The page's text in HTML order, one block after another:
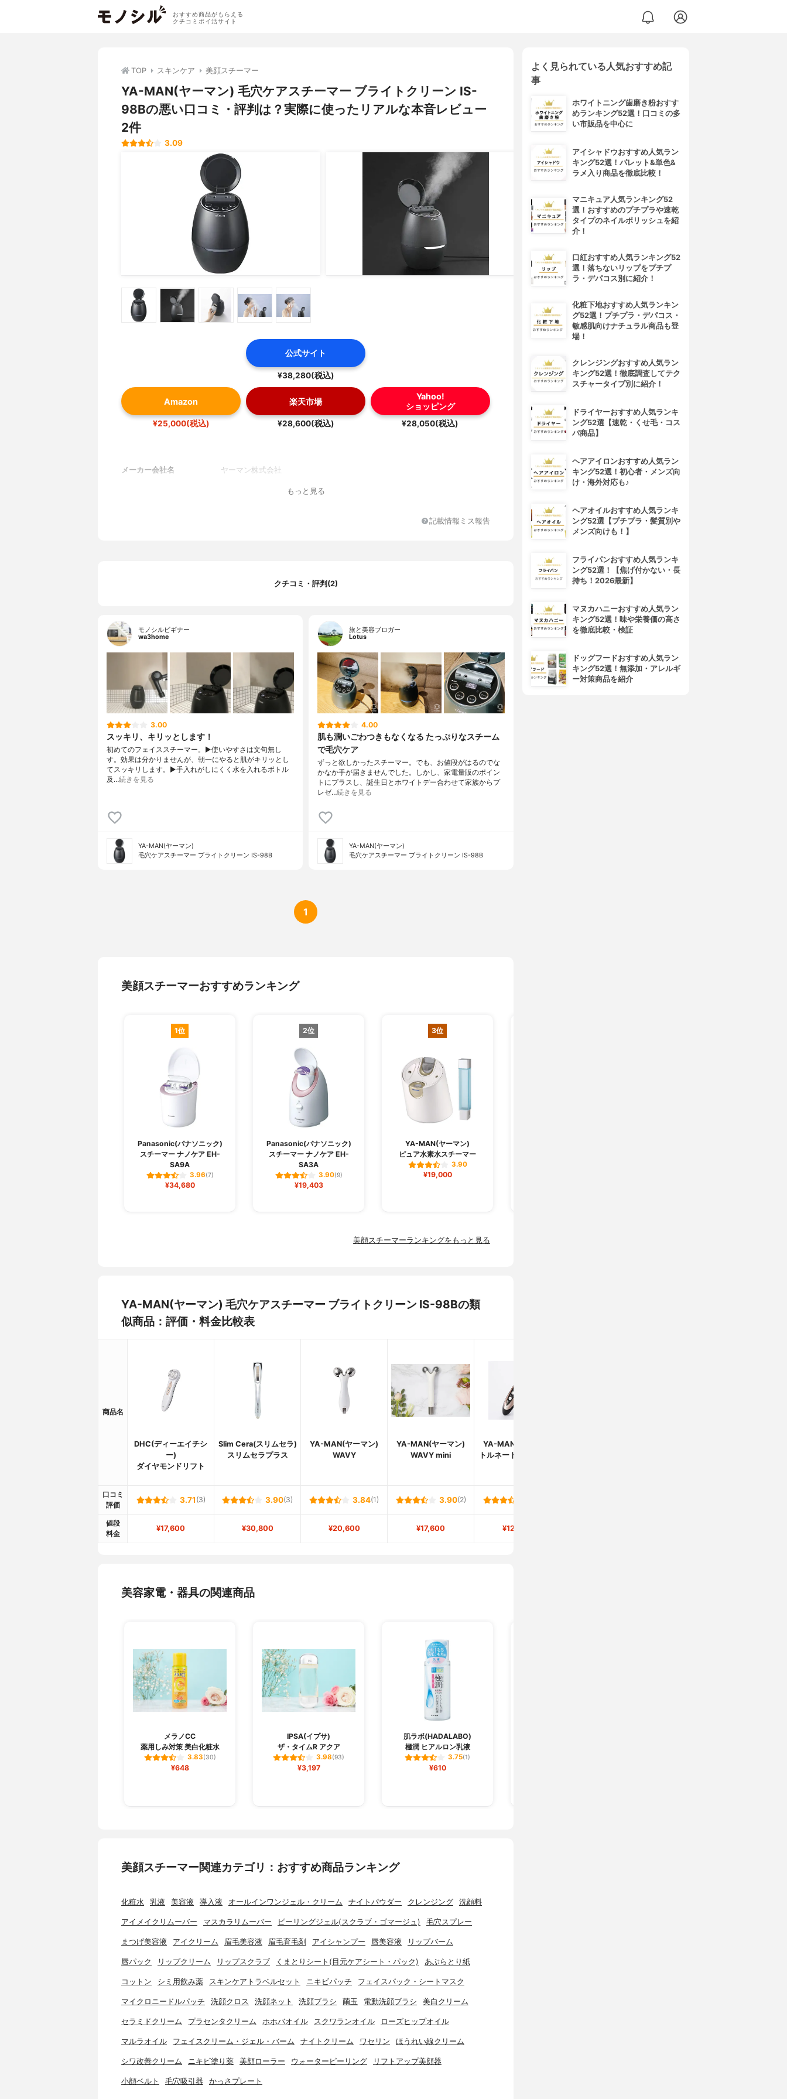
おすすめ商品がもらえる
クチコミポイ活サイト
TOP スキンケア 美顔スチーマー
YA-MAN(ヤーマン) 毛穴ケアスチーマー ブライトクリーン IS-
98Bの悪い口コミ・評判は？実際に使ったリアルな本音レビュー
2件
3.09
公式サイト
¥38,280(税込)
Amazon
¥25,000(税込)
楽天市場
¥28,600(税込)
Yahoo!
ショッピング
¥28,050(税込)
メーカー会社名 ヤーマン株式会社
もっと見る
記載情報ミス報告
クチコミ・評判(2)
モノシルビギナー
wa3home
3.00
スッキリ、キリッとします！
初めてのフェイススチーマー。▶︎使いやすさは文句無し
す。効果は分かりませんが、朝一にやると肌がキリッとし
てスッキリします。▶︎手入れがしにくく水を入れるボトル
及…続きを見る
YA-MAN(ヤーマン)
毛穴ケアスチーマー ブライトクリーン IS-98B
旅と美容ブロガー
Lotus
4.00
肌も潤いごわつきもなくなる たっぷりなスチーム
で毛穴ケア
ずっと欲しかったスチーマー。でも、お値段がはるのでな
かなか手が届きませんでした。しかし、家電量販のポイン
トにプラスし、誕生日とホワイトデー合わせて家族からプ
レゼ…続きを見る
YA-MAN(ヤーマン)
毛穴ケアスチーマー ブライトクリーン IS-98B
1
美顔スチーマーおすすめランキング
1位
Panasonic(パナソニック)
スチーマー ナノケア EH-
SA9A
3.96(7)
¥34,680
2位
Panasonic(パナソニック)
スチーマー ナノケア EH-
SA3A
3.90(9)
¥19,403
3位
YA-MAN(ヤーマン)
ピュア水素水スチーマー
3.90
¥19,000
美顔スチーマーランキングをもっと見る
YA-MAN(ヤーマン) 毛穴ケアスチーマー ブライトクリーン IS-98Bの類
似商品：評価・料金比較表
商品名
DHC(ディーエイチシ
ー)
ダイヤモンドリフト
Slim Cera(スリムセラ)
スリムセラプラス
YA-MAN(ヤーマン)
WAVY
YA-MAN(ヤーマン)
WAVY mini
YA-MAN(ヤーマン)
トルネードRFローラー
口コミ
評価
3.71 (3) 3.90(3) 3.84(1) 3.90(2)
値段
料金
¥17,600 ¥30,800 ¥20,600 ¥17,600 ¥12,800
美容家電・器具の関連商品
メラノCC
薬用しみ対策 美白化粧水
3.83(30)
¥648
IPSA(イプサ)
ザ・タイムR アクア
3.98(93)
¥3,197
肌ラボ(HADALABO)
極潤 ヒアルロン乳液
3.75(1)
¥610
美顔スチーマー関連カテゴリ：おすすめ商品ランキング
化粧水 乳液 美容液 導入液 オールインワンジェル・クリーム ナイトパウダー クレンジング 洗顔料
アイメイクリムーバー マスカラリムーバー ピーリングジェル(スクラブ・ゴマージュ) 毛穴スプレー
まつげ美容液 アイクリーム 眉毛美容液 眉毛育毛剤 アイシャンプー 唇美容液 リップバーム
唇パック リップクリーム リップスクラブ くまとりシート(目元ケアシート・パック) あぶらとり紙
コットン シミ用飲み薬 スキンケアトラベルセット ニキビパッチ フェイスパック・シートマスク
マイクロニードルパッチ 洗顔クロス 洗顔ネット 洗顔ブラシ 繭玉 電動洗顔ブラシ 美白クリーム
セラミドクリーム プラセンタクリーム ホホバオイル スクワランオイル ローズヒップオイル
マルラオイル フェイスクリーム・ジェル・バーム ナイトクリーム ワセリン ほうれい線クリーム
シワ改善クリーム ニキビ塗り薬 美顔ローラー ウォーターピーリング リフトアップ美顔器
小顔ベルト 毛穴吸引器 かっさプレート
よく見られている人気おすすめ記
事
ホワイトニング歯磨き粉おすす
めランキング52選！口コミの多
い市販品を中心に
アイシャドウおすすめ人気ラン
キング52選！パレット&単色&
ラメ入り商品を徹底比較！
マニキュア人気ランキング52
選！おすすめのプチプラや速乾
タイプのネイルポリッシュを紹
介！
口紅おすすめ人気ランキング52
選！落ちないリップをプチプ
ラ・デパコス別に紹介！
化粧下地おすすめ人気ランキン
グ52選！プチプラ・デパコス・
敏感肌向けナチュラル商品も登
場！
クレンジングおすすめ人気ラン
キング52選！徹底調査してテク
スチャータイプ別に紹介！
ドライヤーおすすめ人気ランキ
ング52選【速乾・くせ毛・コス
パ商品】
ヘアアイロンおすすめ人気ラン
キング52選！初心者・メンズ向
け・海外対応も♪
ヘアオイルおすすめ人気ランキ
ング52選【プチプラ・髪質別や
メンズ向けも！】
フライパンおすすめ人気ランキ
ング52選！【焦げ付かない・長
持ち！2026最新】
マヌカハニーおすすめ人気ラン
キング52選！味や栄養価の高さ
を徹底比較・検証
ドッグフードおすすめ人気ラン
キング52選！無添加・アレルギ
ー対策商品を紹介